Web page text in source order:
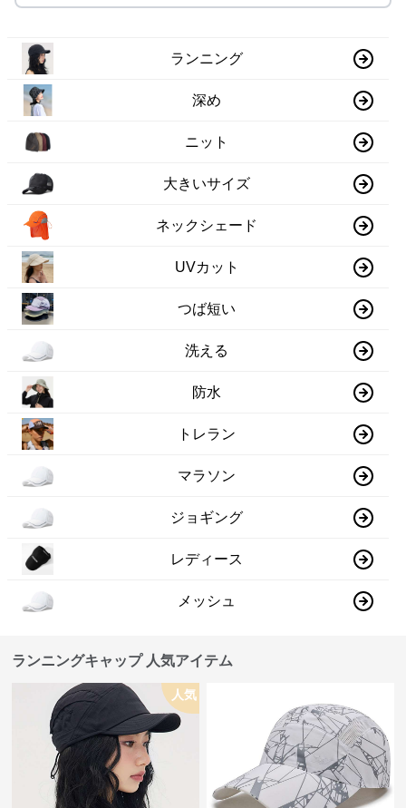
ランニング
深め
ニット
大きいサイズ
ネックシェード
UVカット
つば短い
洗える
防水
トレラン
マラソン
ジョギング
レディース
メッシュ
ランニングキャップ 人気アイテム
人気